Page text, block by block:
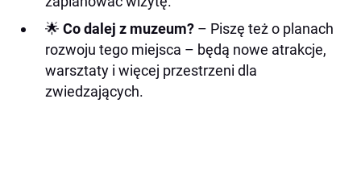
🌟 Co dalej z muzeum? – Piszę też o planach
rozwoju tego miejsca – będą nowe atrakcje,
warsztaty i więcej przestrzeni dla
zwiedzających.